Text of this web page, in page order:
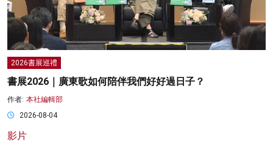
2026書展巡禮
書展2026｜廣東歌如何陪伴我們好好過日子？
作者: 本社編輯部
2026-08-04
影片